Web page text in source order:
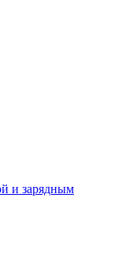
и зарядным